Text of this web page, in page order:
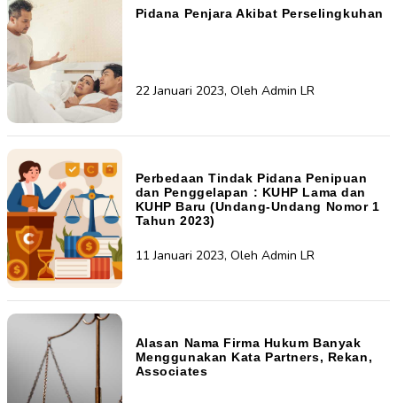
Pidana Penjara Akibat Perselingkuhan
22 Januari 2023, Oleh Admin LR
Perbedaan Tindak Pidana Penipuan
dan Penggelapan : KUHP Lama dan
KUHP Baru (Undang-Undang Nomor 1
Tahun 2023)
11 Januari 2023, Oleh Admin LR
Alasan Nama Firma Hukum Banyak
Menggunakan Kata Partners, Rekan,
Associates